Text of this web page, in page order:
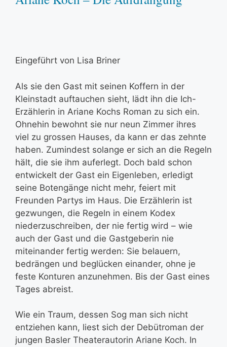
Eingeführt von Lisa Briner
Als sie den Gast mit seinen Koffern in der
Kleinstadt auftauchen sieht, lädt ihn die Ich-
Erzählerin in Ariane Kochs Roman zu sich ein.
Ohnehin bewohnt sie nur neun Zimmer ihres
viel zu grossen Hauses, da kann er das zehnte
haben. Zumindest solange er sich an die Regeln
hält, die sie ihm auferlegt. Doch bald schon
entwickelt der Gast ein Eigenleben, erledigt
seine Botengänge nicht mehr, feiert mit
Freunden Partys im Haus. Die Erzählerin ist
gezwungen, die Regeln in einem Kodex
niederzuschreiben, der nie fertig wird – wie
auch der Gast und die Gastgeberin nie
miteinander fertig werden: Sie belauern,
bedrängen und beglücken einander, ohne je
feste Konturen anzunehmen. Bis der Gast eines
Tages abreist.
Wie ein Traum, dessen Sog man sich nicht
entziehen kann, liest sich der Debütroman der
jungen Basler Theaterautorin Ariane Koch. In